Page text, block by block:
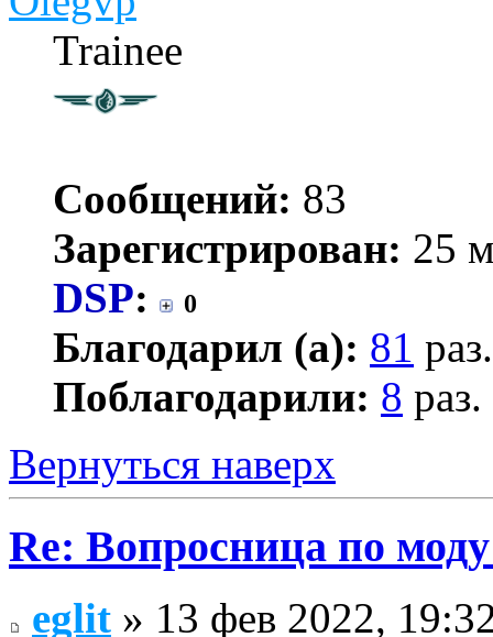
Trainee
Сообщений: 83
Зарегистрирован: 25
DSP: 0
Благодарил (а): 81 раз.
Поблагодарили: 8 раз.
Вернуться наверх
Re: Вопросница по
eglit » 13 фев 2022,